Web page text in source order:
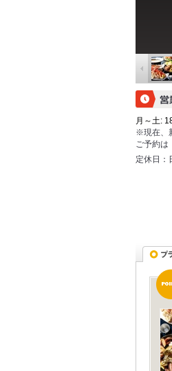
月～土:
※現在、
ご予約は
定休日：